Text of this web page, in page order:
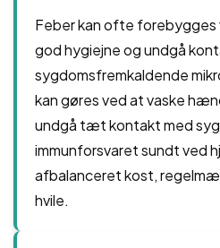
Feber kan ofte
god hygiejne og undgå
sygdomsfremkaldende
kan gøres ved at vaske
undgå tæt kontakt med
immunforsvaret sundt ved
afbalanceret kost,
hvile.